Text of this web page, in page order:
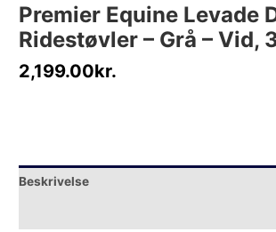
Premier Equine Levade
Ridestøvler – Grå – Vid,
2,199.00kr.
Beskrivelse